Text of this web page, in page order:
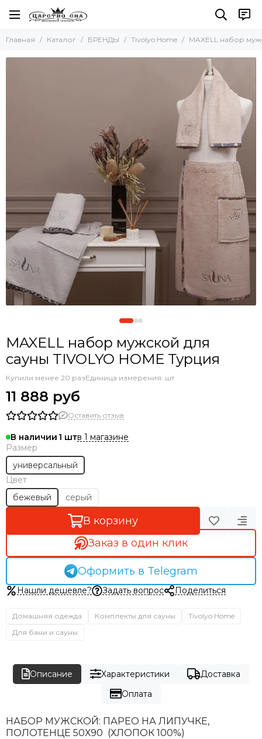
БРЕНДЫ
Главная Каталог БРЕНДЫ Tivolyo Home MAXELL набор
MAXELL набор мужской для
сауны TIVOLYO HOME Турция
Купили менее 20 разЕдиница измерения: шт
11 888 руб
Оставить отзыв
В наличии 1
в 1 магазине
Размер
универсальный
Цвет
бежевый
серый
В корзину
Заказ в один клик
Оформить в Telegram
Нашли дешевле? Задать вопрос Поделиться
Домашняя одежда Комплекты для сауны
Tivolyo Home
Для бани и сауны
Описание Характеристики
Доставка
Оплата
НАБОР МУЖСКОЙ: ПАРЕО НА ЛИПУЧКЕ,
ПОЛОТЕНЦЕ 50Х90 (ХЛОПОК 100%)